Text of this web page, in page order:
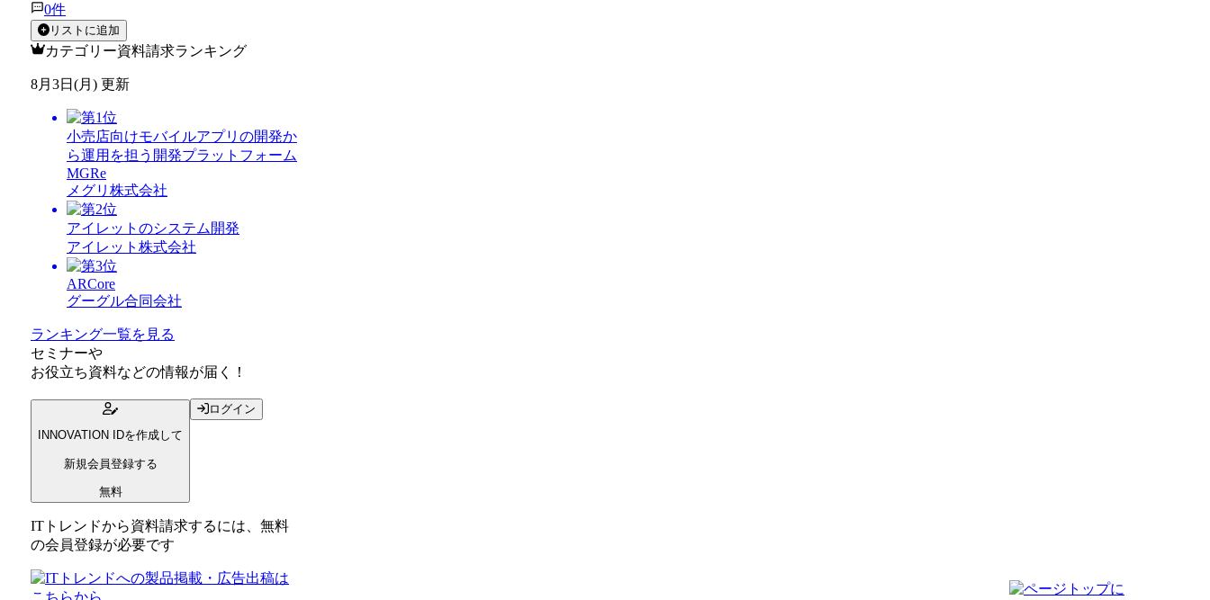
0件
リストに追加
カテゴリー資料請求ランキング
8月3日(月) 更新
小売店向けモバイルアプリの開発か
ら運用を担う開発プラットフォーム
MGRe
メグリ株式会社
アイレットのシステム開発
アイレット株式会社
ARCore
グーグル合同会社
ランキング一覧を見る
セミナーや
お役立ち資料などの情報が届く！
INNOVATION IDを作成して
新規会員登録する
無料
ログイン
ITトレンドから資料請求するには、無料
の会員登録が必要です